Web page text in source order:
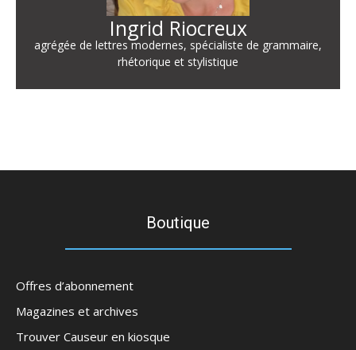
Ingrid Riocreux
agrégée de lettres modernes, spécialiste de grammaire,
rhétorique et stylistique
Boutique
Offres d’abonnement
Magazines et archives
Trouver Causeur en kiosque